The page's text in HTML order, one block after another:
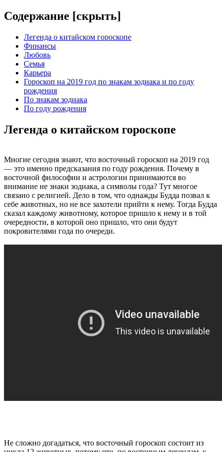
Содержание [скрыть]
Легенда о китайском гороскопе
Финансы
Любовь
Семья
Карьера
Гороскоп на 2019 год по знакам зодиака и по году
рождения
По знакам зодиака
По году рождения
Легенда о китайском гороскопе
Многие сегодня знают, что восточный гороскоп на 2019 год
— это именно предсказания по году рождения. Почему в
восточной философии и астрологии принимаются во
внимание не знаки зодиака, а символы года? Тут многое
связано с религией. Дело в том, что однажды Будда позвал к
себе животных, но не все захотели прийти к нему. Тогда Будда
сказал каждому животному, которое пришло к нему и в той
очередности, в которой оно пришло, что они будут
покровителями года по очереди.
Не сложно догадаться, что восточный гороскоп состоит из